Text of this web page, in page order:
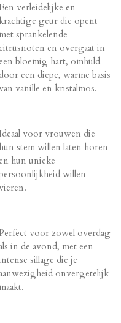
verleidelijke en
krachtige geur die opent
met sprankelende
en overgaat in
een bloemig hart, omhuld
een diepe, warme basis
vanille en kristalmos.
Ideaal voor vrouwen die
hun stem willen laten horen
en hun unieke
willen
voor zowel overdag
als in de avond, met een
sillage die je
aanwezigheid onvergetelijk
maakt.